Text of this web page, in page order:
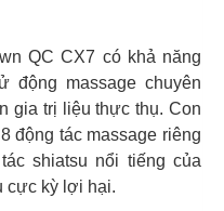
QC CX7 có khả năng
động massage chuyên
gia trị liệu thực thụ. Con
động tác massage riêng
shiatsu nổi tiếng của
cực kỳ lợi hại.